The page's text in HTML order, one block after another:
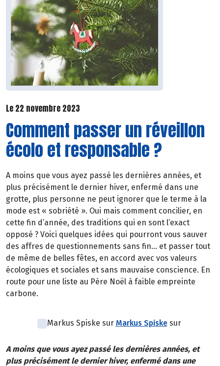
Le 22 novembre 2023
Comment passer un réveillon
écolo et responsable ?
A moins que vous ayez passé les dernières années, et
plus précisément le dernier hiver, enfermé dans une
grotte, plus personne ne peut ignorer que le terme à la
mode est « sobriété ». Oui mais comment concilier, en
cette fin d’année, des traditions qui en sont l’exact
opposé ? Voici quelques idées qui pourront vous sauver
des affres de questionnements sans fin... et passer tout
de même de belles fêtes, en accord avec vos valeurs
écologiques et sociales et sans mauvaise conscience. En
route pour une liste au Père Noël à faible empreinte
carbone.
Markus Spiske sur Markus Spiskesur
A moins que vous ayez passé les dernières années, et
plus précisément le dernier hiver, enfermé dans une